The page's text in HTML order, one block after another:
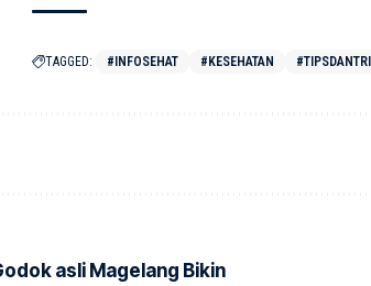
TAGGED: #INFOSEHAT #KESEHATAN
asli Magelang Bikin